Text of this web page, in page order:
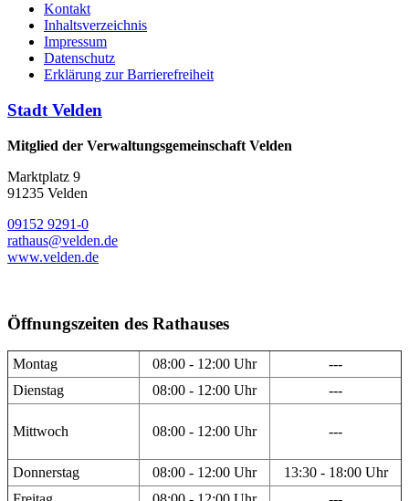
Kontakt
Inhaltsverzeichnis
Impressum
Datenschutz
Erklärung zur Barrierefreiheit
Stadt Velden
Mitglied der Verwaltungsgemeinschaft Velden
Marktplatz 9
91235 Velden
09152 9291-0
rathaus@velden.de
www.velden.de
Öffnungszeiten des Rathauses
Montag 08:00 - 12:00 Uhr
---
Dienstag
08:00 - 12:00 Uhr ---
Mittwoch 08:00 - 12:00 Uhr ---
Donnerstag 08:00 - 12:00 Uhr
13:30 - 18:00 Uhr